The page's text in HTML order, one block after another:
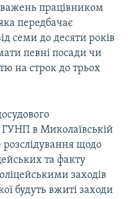
працівником
передбачає
семи до десяти років
певні посади чи
на строк до трьох
ГУНП в Миколаївській
розслідування щодо
та факту
заходів
будуть вжиті заходи